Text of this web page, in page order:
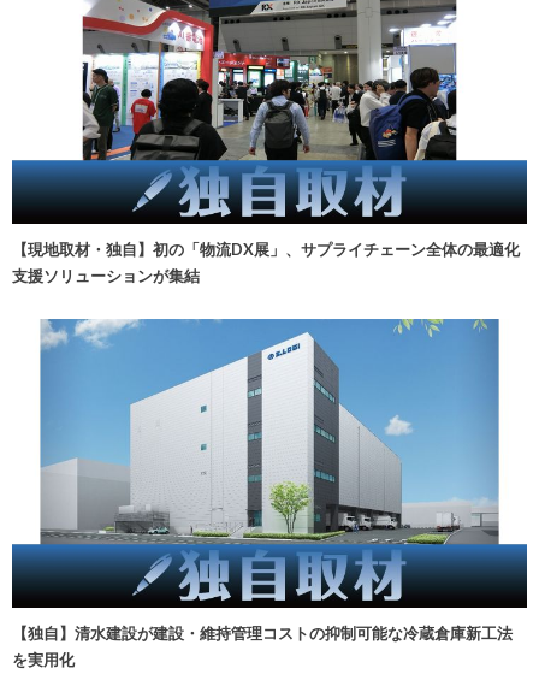
【現地取材・独自】初の「物流DX展」、サプライチェーン全体の最適化
支援ソリューションが集結
【独自】清水建設が建設・維持管理コストの抑制可能な冷蔵倉庫新工法
を実用化